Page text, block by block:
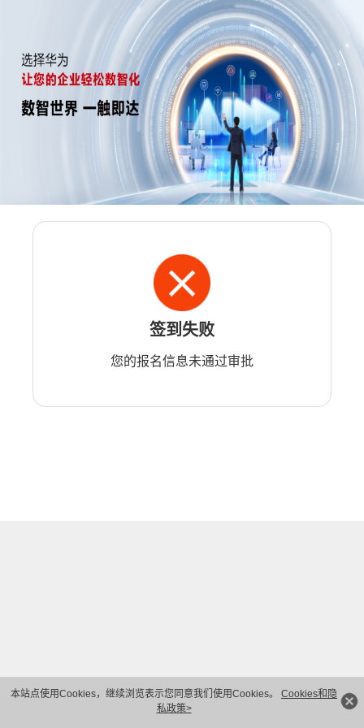
本站点使用Cookies，继续浏览表示您同意我们使用Cookies。 Cookies和隐
私政策>
签到失败
您的报名信息未通过审批